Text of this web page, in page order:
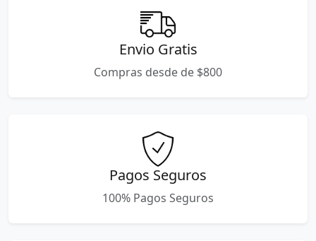
Envio Gratis
Compras desde de $800
Pagos Seguros
100% Pagos Seguros